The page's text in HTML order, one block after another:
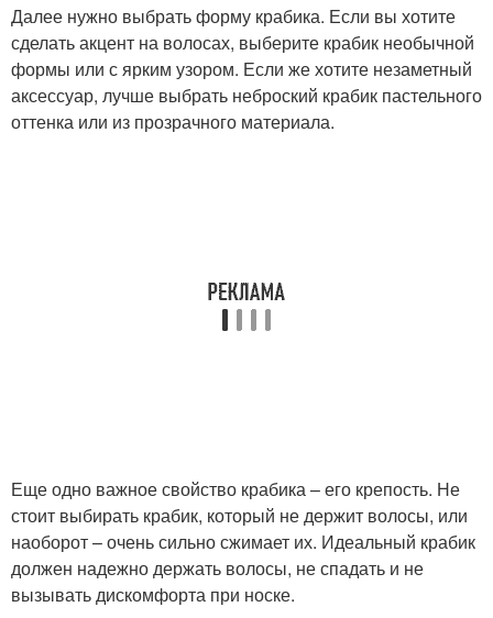
Далее нужно выбрать форму крабика. Если вы хотите
сделать акцент на волосах, выберите крабик необычной
формы или с ярким узором. Если же хотите незаметный
аксессуар, лучше выбрать неброский крабик пастельного
оттенка или из прозрачного материала.
Еще одно важное свойство крабика – его крепость. Не
стоит выбирать крабик, который не держит волосы, или
наоборот – очень сильно сжимает их. Идеальный крабик
должен надежно держать волосы, не спадать и не
вызывать дискомфорта при носке.